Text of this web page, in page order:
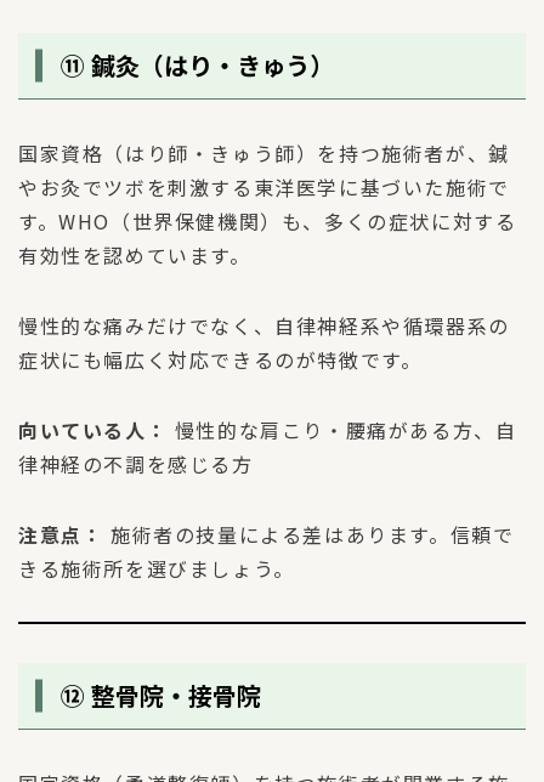
⑪ 鍼灸（はり・きゅう）
国家資格（はり師・きゅう師）を持つ施術者が、鍼
やお灸でツボを刺激する東洋医学に基づいた施術で
す。WHO（世界保健機関）も、多くの症状に対する
有効性を認めています。
慢性的な痛みだけでなく、自律神経系や循環器系の
症状にも幅広く対応できるのが特徴です。
向いている人： 慢性的な肩こり・腰痛がある方、自
律神経の不調を感じる方
注意点： 施術者の技量による差はあります。信頼で
きる施術所を選びましょう。
⑫ 整骨院・接骨院